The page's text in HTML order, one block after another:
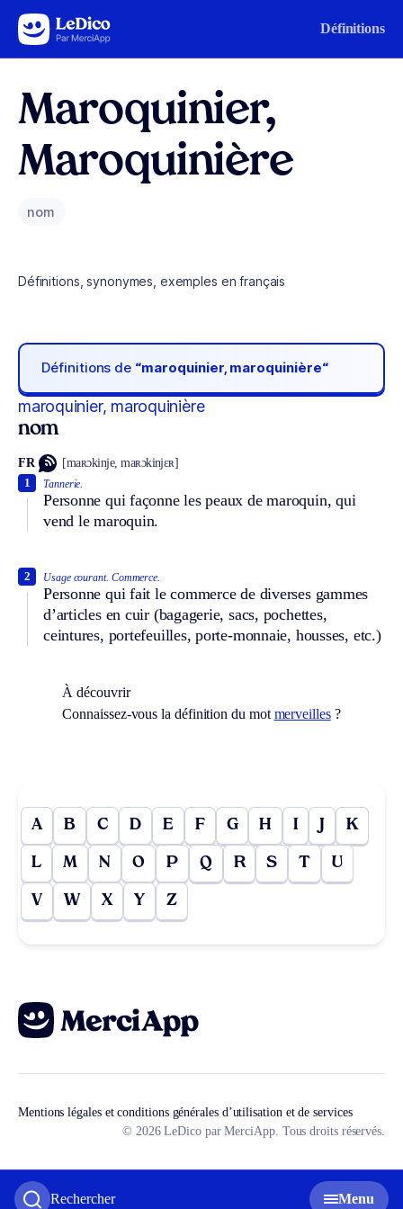
Aller au contenu Définitions
Rechercher Menu
Maroquinier,
Maroquinière
nom
Définitions, synonymes, exemples en français
Définitions de “maroquinier, maroquinière“
maroquinier, maroquinière
nom
FR [maʀɔkinje, maʀɔkinjɛʀ]
Tannerie.
Personne qui façonne les peaux de maroquin, qui
vend le maroquin.
1
Usage courant. Commerce.
Personne qui fait le commerce de diverses gammes
d’articles en cuir (bagagerie, sacs, pochettes,
ceintures, portefeuilles, porte-monnaie, housses, etc.)
2
À découvrir
Connaissez-vous la définition du mot merveilles?
A B C D E F G H I J K
L M N O P Q R S T U
V W X Y Z
Mentions légales et conditions générales d’utilisation et de services
© 2026 LeDico par MerciApp. Tous droits réservés.